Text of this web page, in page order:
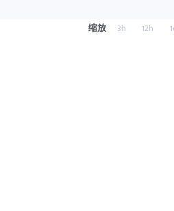
缩放 3h 12h